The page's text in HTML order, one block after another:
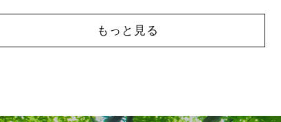
もっと見る